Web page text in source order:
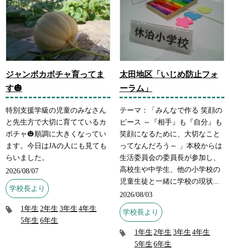
ジャンボカボチャ育ってま
す🎃
特別支援学級の児童のみなさん
と先生方で大切に育てているカ
ボチャ🎃順調に大きくなってい
ます。今日はJAの人にも見ても
らいました。
2026/08/07
学校長より
1年生 2年生 3年生 4年生
5年生 6年生
太田地区「いじめ防止フォ
ーラム」
テーマ：「みんなで作る 笑顔の
ピース ～『相手』も『自分』も
笑顔になるために、大切なこと
ってなんだろう～ 」本校からは
生活委員会の委員長が参加し、
高校生や中学生、他の小学校の
児童生徒と一緒に学校の現状...
2026/08/03
学校長より
1年生 2年生 3年生 4年生
5年生 6年生